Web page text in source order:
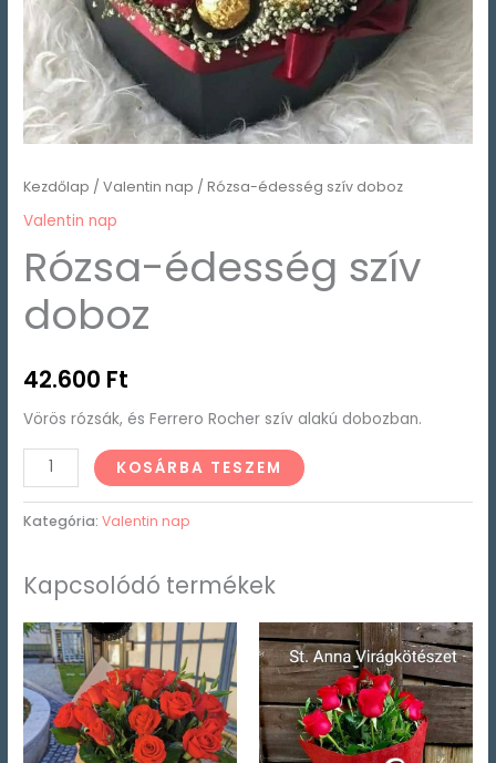
Kezdőlap /Valentin nap / Rózsa-édesség szív doboz
Valentin nap
Rózsa-édesség szív
doboz
42.600 Ft
Vörös rózsák, és Ferrero Rocher szív alakú dobozban.
KOSÁRBA TESZEM
Kategória:Valentin nap
Kapcsolódó termékek